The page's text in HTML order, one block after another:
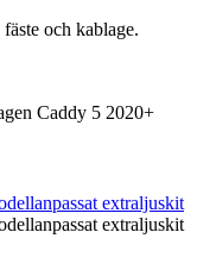
och kablage.
Caddy 5 2020+